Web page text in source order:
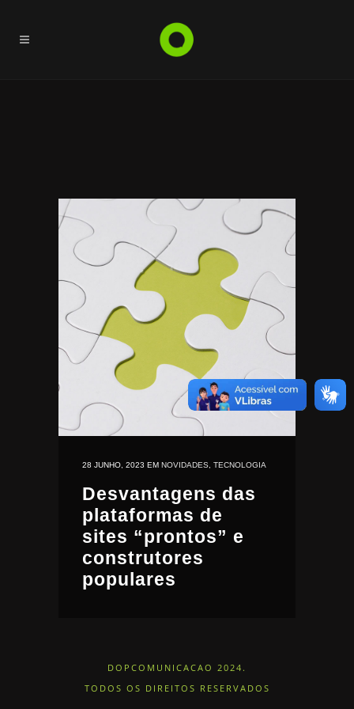
28 JUNHO, 2023 EM NOVIDADES TECNOLOGIA
Desvantagens das
plataformas de
sites “prontos” e
construtores
populares
DOPCOMUNICACAO 2024.
TODOS OS DIREITOS RESERVADOS